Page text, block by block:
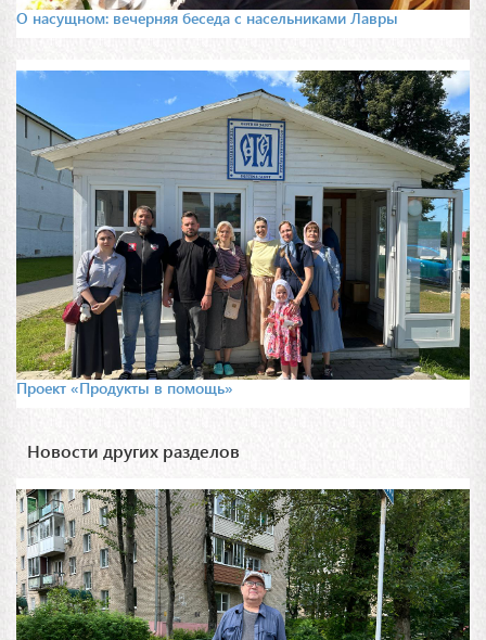
О насущном: вечерняя беседа с насельниками Лавры
Проект «Продукты в помощь»
Новости других разделов